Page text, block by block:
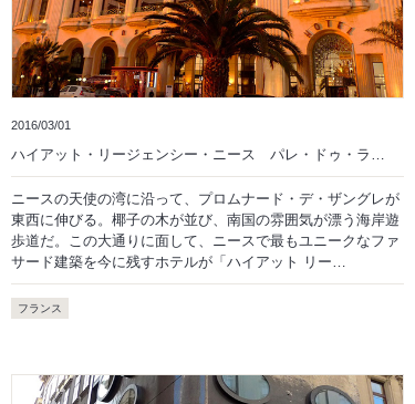
2016/03/01
ハイアット・リージェンシー・ニース パレ・ドゥ・ラ…
ニースの天使の湾に沿って、プロムナード・デ・ザングレが
東西に伸びる。椰子の木が並び、南国の雰囲気が漂う海岸遊
歩道だ。この大通りに面して、ニースで最もユニークなファ
サード建築を今に残すホテルが「ハイアット リー…
フランス